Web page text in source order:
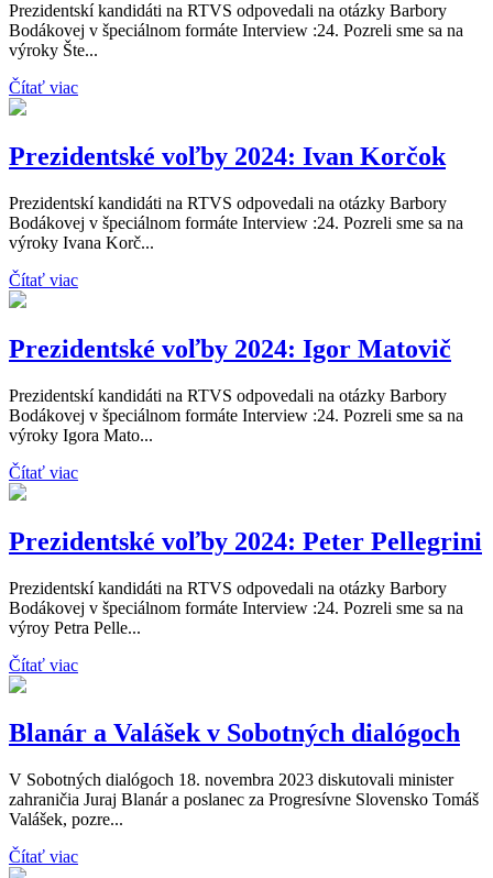
Prezidentskí kandidáti na RTVS odpovedali na otázky Barbory
Bodákovej v špeciálnom formáte Interview :24. Pozreli sme sa na
výroky Šte...
Čítať viac
Prezidentské voľby 2024: Ivan Korčok
Prezidentskí kandidáti na RTVS odpovedali na otázky Barbory
Bodákovej v špeciálnom formáte Interview :24. Pozreli sme sa na
výroky Ivana Korč...
Čítať viac
Prezidentské voľby 2024: Igor Matovič
Prezidentskí kandidáti na RTVS odpovedali na otázky Barbory
Bodákovej v špeciálnom formáte Interview :24. Pozreli sme sa na
výroky Igora Mato...
Čítať viac
Prezidentské voľby 2024: Peter Pellegrini
Prezidentskí kandidáti na RTVS odpovedali na otázky Barbory
Bodákovej v špeciálnom formáte Interview :24. Pozreli sme sa na
výroy Petra Pelle...
Čítať viac
Blanár a Valášek v Sobotných dialógoch
V Sobotných dialógoch 18. novembra 2023 diskutovali minister
zahraničia Juraj Blanár a poslanec za Progresívne Slovensko Tomáš
Valášek, pozre...
Čítať viac